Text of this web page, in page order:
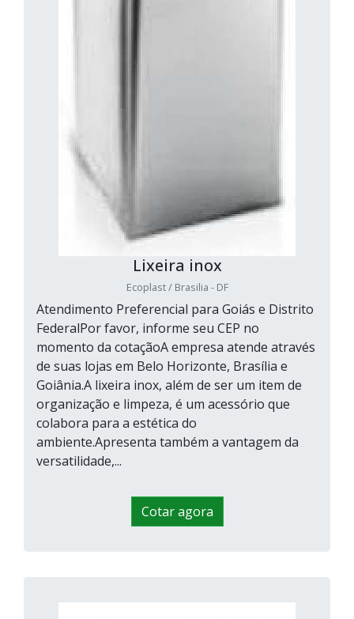
Lixeira inox
Ecoplast / Brasilia - DF
Atendimento Preferencial para Goiás e Distrito
FederalPor favor, informe seu CEP no
momento da cotaçãoA empresa atende através
de suas lojas em Belo Horizonte, Brasília e
Goiânia.A lixeira inox, além de ser um item de
organização e limpeza, é um acessório que
colabora para a estética do
ambiente.Apresenta também a vantagem da
versatilidade,...
Cotar agora